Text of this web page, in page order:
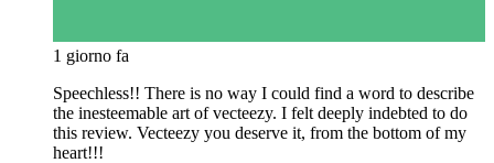
1 giorno fa
Speechless!! There is no way I could find a word to describe
the inesteemable art of vecteezy. I felt deeply indebted to do
this review. Vecteezy you deserve it, from the bottom of my
heart!!!